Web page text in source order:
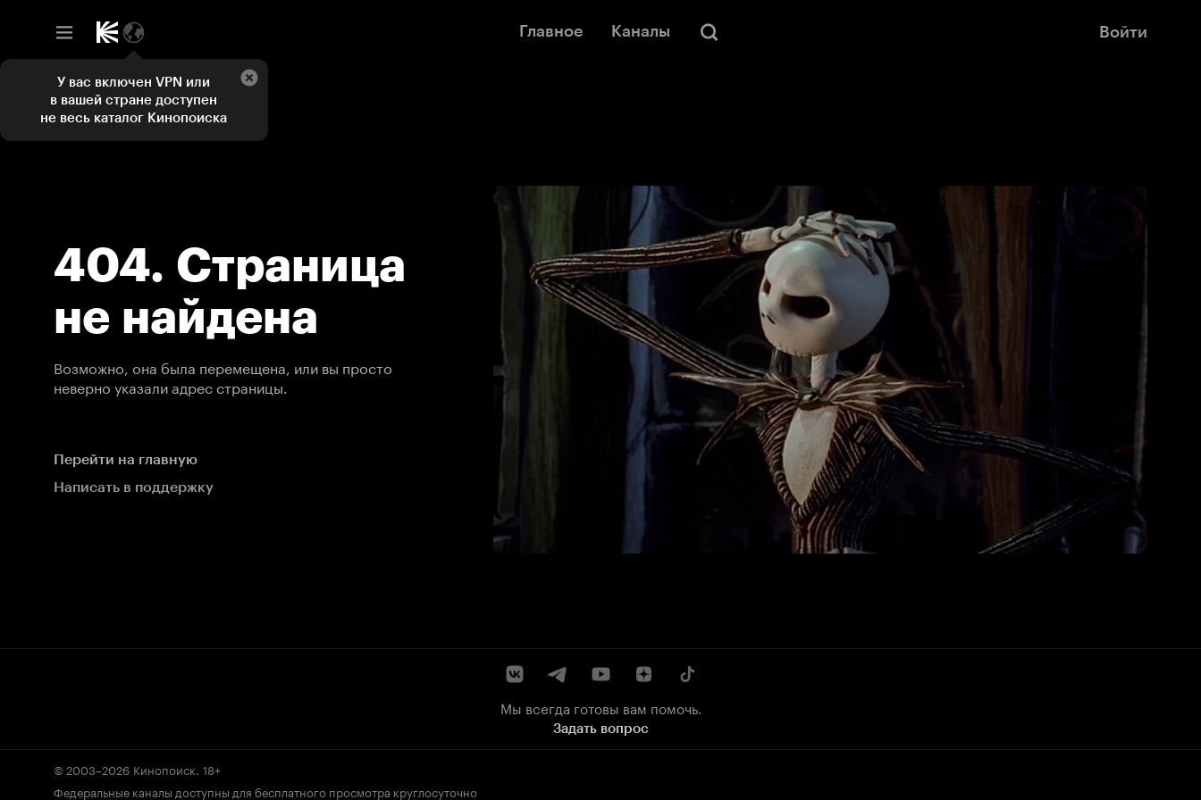
Главное Каналы Войти
404. Страница
не найдена
Возможно, она была перемещена, или вы просто
неверно указали адрес страницы.
Перейти на главную
Написать в поддержку
Мы всегда готовы вам помочь.
Задать вопрос
© 2003–2026 Кинопоиск. 18+
Федеральные каналы доступны для бесплатного просмотра круглосуточно
У вас включен VPN или
в вашей стране доступен
не весь каталог Кинопоиска